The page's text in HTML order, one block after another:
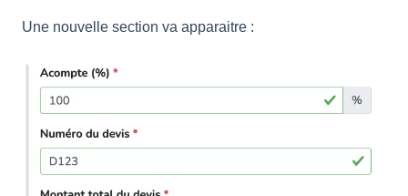
Une nouvelle section va apparaitre :